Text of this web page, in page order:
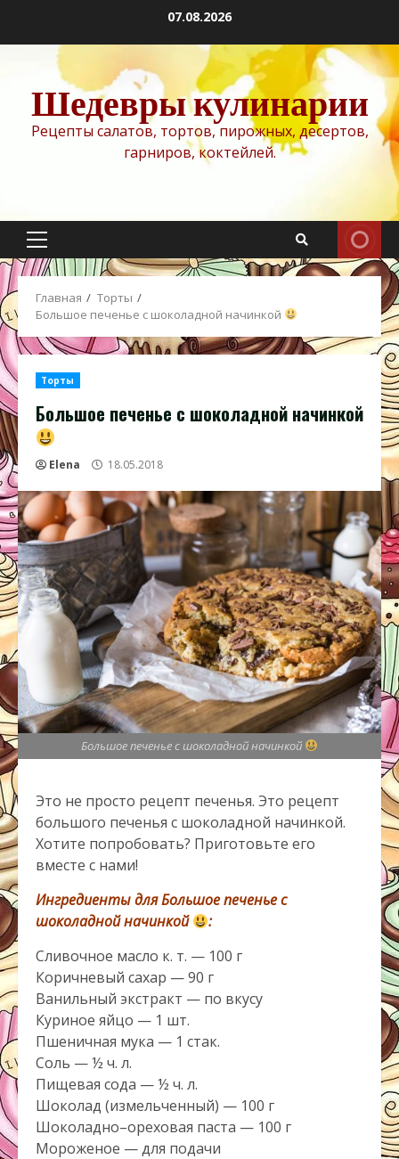
содержимому
07.08.2026
Шедевры кулинарии
Рецепты салатов, тортов, пирожных, десертов,
гарниров, коктейлей.
Основное
меню
Главная
Торты
Большое печенье с шоколадной начинкой
Торты
Большое печенье с шоколадной начинкой
Elena 18.05.2018
Большое печенье с шоколадной начинкой
Это не просто рецепт печенья. Это рецепт
большого печенья с шоколадной начинкой.
Хотите попробовать? Приготовьте его
вместе с нами!
Ингредиенты для Большое печенье с
шоколадной начинкой
:
Сливочное масло к. т. — 100 г
Коричневый сахар — 90 г
Ванильный экстракт — по вкусу
Куриное яйцо — 1 шт.
Пшеничная мука — 1 стак.
Соль — ½ ч. л.
Пищевая сода — ½ ч. л.
Шоколад (измельченный) — 100 г
Шоколадно–ореховая паста — 100 г
Мороженое — для подачи